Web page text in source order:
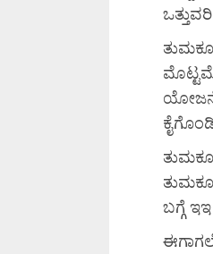
ಯೋಜನೆ
ಬಗ್ಗೆ